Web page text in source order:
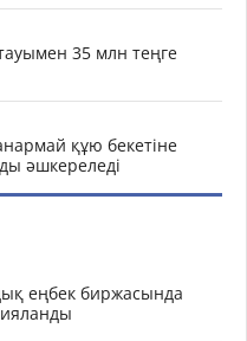
35 млн теңге
құю бекетіне
әшкереледі
еңбек биржасында